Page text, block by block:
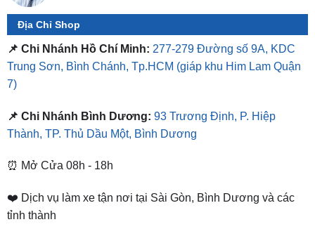
📌 Chi Nhánh Hồ Chí Minh: 277-279 Đường số 9A, KDC
Trung Sơn, Bình Chánh, Tp.HCM
7)
📌 Chi Nhánh Bình Dương:
⏰ Mở Cửa 08h - 18h
❤️ Dịch vụ làm xe tận nơi tại Sài Gòn, Bình Dương và các